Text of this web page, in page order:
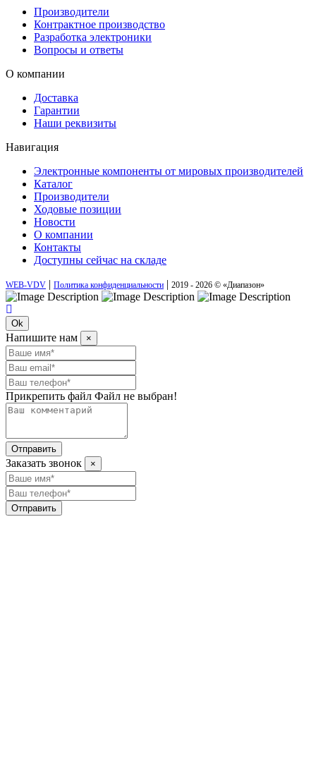
Производители
Контрактное производство
Разработка электроники
Вопросы и ответы
О компании
Доставка
Гарантии
Наши реквизиты
Навигация
Электронные компоненты от мировых производителей
Каталог
Производители
Ходовые позиции
Новости
О компании
Контакты
Доступны сейчас на складе
WEB-VDV | Политика конфиденциальности | 2019 - 2026 © «Диапазон»
Ok
Напишите нам ×
Прикрепить файл Файл не выбран!
Отправить
Заказать звонок ×
Отправить